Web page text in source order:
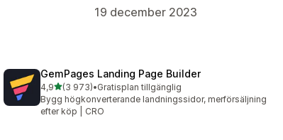
19 december 2023
GemPages Landing Page Builder
4,9av 5 stjärnor
(3 973)
3973 recensioner totalt
•Gratisplan tillgänglig
Bygg högkonverterande landningssidor, merförsäljning
efter köp | CRO